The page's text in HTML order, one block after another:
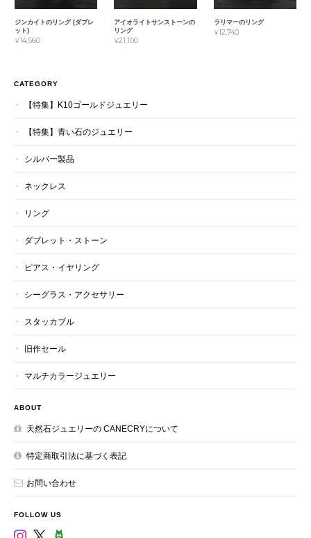
ジンカイトのリング (ダブレ
ット)
¥14,560
アイオライトサンストーンの
リング
¥21,100
ラリマーのリング
¥12,740
CATEGORY
【特集】K10ゴールドジュエリー
【特集】青い石のジュエリー
シルバー製品
ネックレス
リング
ダブレット・ストーン
ピアス・イヤリング
シーグラス・アクセサリー
スタッカブル
旧作セール
マルチカラージュエリー
ABOUT
天然石ジュエリーの CANECRYについて
特定商取引法に基づく表記
お問い合わせ
FOLLOW US